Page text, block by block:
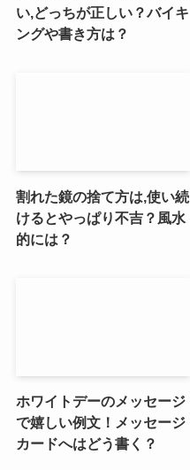
い,どっちが正しい？バイキ
ングや書き方は？
割れた鏡の捨て方は,使い続
けるとやっぱり不吉？風水
的には？
ホワイトデーのメッセージ
で嬉しい例文！メッセージ
カードへはどう書く？